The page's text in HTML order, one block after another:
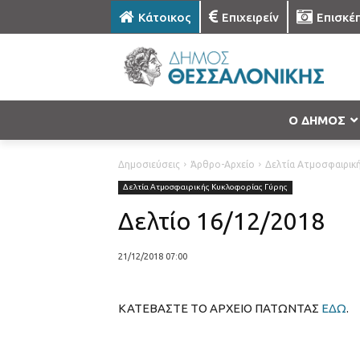
Κάτοικος Επιχειρείν
Ο ΔΗΜΟΣ
Δημοσιεύσεις Άρθρο-Αρχείο Δελτία
Δελτία Ατμοσφαιρικής Κυκλοφορίας Γύρης
Δελτίο 16/12/2018
21/12/2018 07:00
ΚΑΤΕΒΑΣΤΕ ΤΟ ΑΡΧΕΙΟ ΠΑΤΩΝΤΑΣ ΕΔΩ.